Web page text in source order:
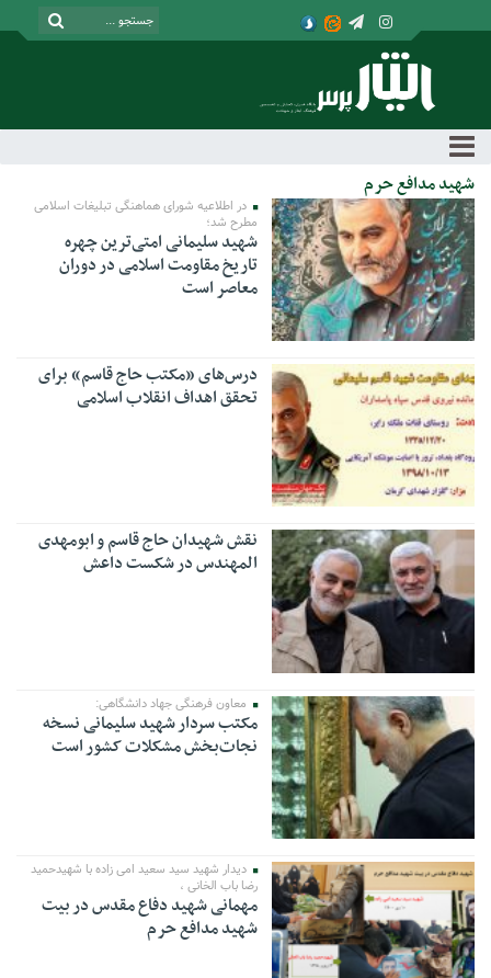
شهید مدافع حرم
در اطلاعیه شورای هماهنگی تبلیغات اسلامی
مطرح شد؛
شهید سلیمانی امتی‌ترین چهره
تاریخ مقاومت اسلامی در دوران
معاصر است
درس‌های «مکتب حاج قاسم» برای
تحقق اهداف انقلاب اسلامی
نقش شهیدان حاج قاسم و ابومهدی
المهندس در شکست داعش
معاون فرهنگی جهاد دانشگاهی:
مکتب سردار شهید سلیمانی نسخه
نجات‌بخش مشکلات کشور است
دیدار شهید سید سعید امی زاده با شهیدحمید
رضا باب الخانی ،
مهمانی شهید دفاع مقدس در بیت
شهید مدافع حرم